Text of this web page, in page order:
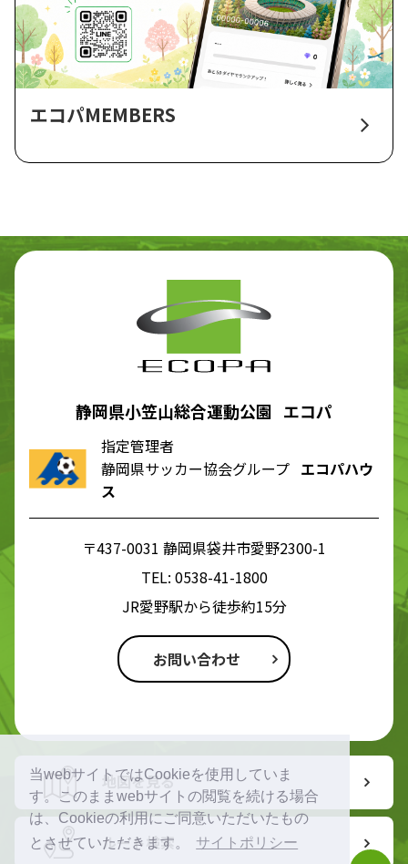
当webサイトではCookieを使用していま
す。このままwebサイトの閲覧を続ける場合
は、Cookieの利用にご同意いただいたもの
とさせていただきます。
サイトポリシー
エコパMEMBERS
静岡県小笠山総合運動公園 エコパ
指定管理者
静岡県サッカー協会グループ エコパハウ
ス
〒437-0031 静岡県袋井市愛野2300-1
TEL: 0538-41-1800
JR愛野駅から徒歩約15分
お問い合わせ
地図を見る
ルート検索